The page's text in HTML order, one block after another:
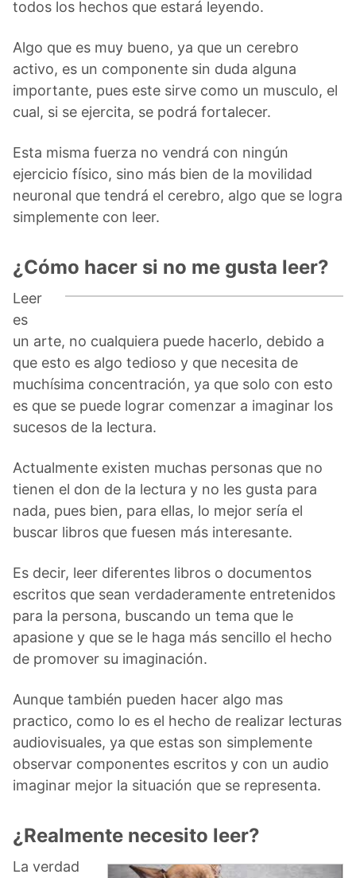
todos los hechos que estará leyendo.
Algo que es muy bueno, ya que un cerebro
activo, es un componente sin duda alguna
importante, pues este sirve como un musculo, el
cual, si se ejercita, se podrá fortalecer.
Esta misma fuerza no vendrá con ningún
ejercicio físico, sino más bien de la movilidad
neuronal que tendrá el cerebro, algo que se logra
simplemente con leer.
¿Cómo hacer si no me gusta leer?
Leer
es
un arte, no cualquiera puede hacerlo, debido a
que esto es algo tedioso y que necesita de
muchísima concentración, ya que solo con esto
es que se puede lograr comenzar a imaginar los
sucesos de la lectura.
Actualmente existen muchas personas que no
tienen el don de la lectura y no les gusta para
nada, pues bien, para ellas, lo mejor sería el
buscar libros que fuesen más interesante.
Es decir, leer diferentes libros o documentos
escritos que sean verdaderamente entretenidos
para la persona, buscando un tema que le
apasione y que se le haga más sencillo el hecho
de promover su imaginación.
Aunque también pueden hacer algo mas
practico, como lo es el hecho de realizar lecturas
audiovisuales, ya que estas son simplemente
observar componentes escritos y con un audio
imaginar mejor la situación que se representa.
¿Realmente necesito leer?
La verdad